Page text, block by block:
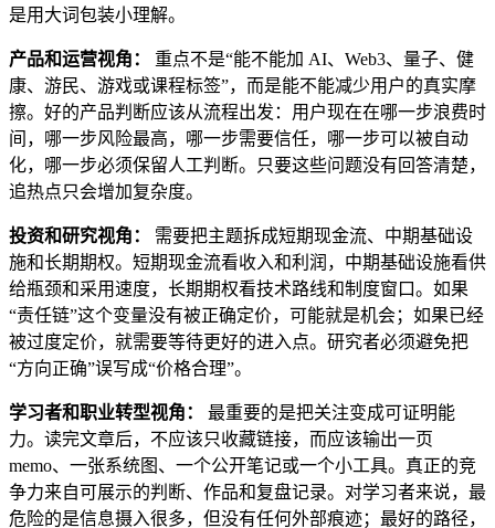
是用大词包装小理解。
产品和运营视角：
重点不是“能不能加 AI、Web3、量子、健
康、游民、游戏或课程标签”，而是能不能减少用户的真实摩
擦。好的产品判断应该从流程出发：用户现在在哪一步浪费时
间，哪一步风险最高，哪一步需要信任，哪一步可以被自动
化，哪一步必须保留人工判断。只要这些问题没有回答清楚，
追热点只会增加复杂度。
投资和研究视角：
需要把主题拆成短期现金流、中期基础设
施和长期期权。短期现金流看收入和利润，中期基础设施看供
给瓶颈和采用速度，长期期权看技术路线和制度窗口。如果
“责任链”这个变量没有被正确定价，可能就是机会；如果已经
被过度定价，就需要等待更好的进入点。研究者必须避免把
“方向正确”误写成“价格合理”。
学习者和职业转型视角：
最重要的是把关注变成可证明能
力。读完文章后，不应该只收藏链接，而应该输出一页
memo、一张系统图、一个公开笔记或一个小工具。真正的竞
争力来自可展示的判断、作品和复盘记录。对学习者来说，最
危险的是信息摄入很多，但没有任何外部痕迹；最好的路径，